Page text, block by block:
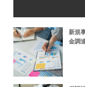
新規
金調